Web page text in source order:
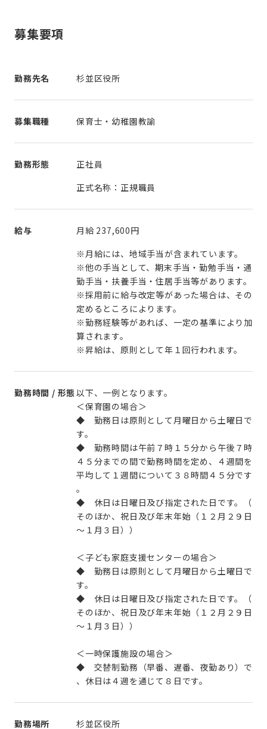
募集要項
勤務先名 杉並区役所
募集職種 保育士・幼稚園教諭
勤務形態
正社員
正式名称：正規職員
給与 月給 237,600円
※月給には、地域手当が含まれています。
※他の手当として、期末手当・勤勉手当・通
勤手当・扶養手当・住居手当等があります。
※採用前に給与改定等があった場合は、その
定めるところによります。
※勤務経験等があれば、一定の基準により加
算されます。
※昇給は、原則として年１回行われます。
勤務時間 / 形態以下、一例となります。
＜保育園の場合＞
◆ 勤務日は原則として月曜日から土曜日で
す。
◆ 勤務時間は午前７時１５分から午後７時
４５分までの間で勤務時間を定め、４週間を
平均して１週間について３８時間４５分です
。
◆ 休日は日曜日及び指定された日です。（
そのほか、祝日及び年末年始（１２月２９日
～１月３日））
＜子ども家庭支援センターの場合＞
◆ 勤務日は原則として月曜日から土曜日で
す。
◆ 休日は日曜日及び指定された日です。（
そのほか、祝日及び年末年始（１２月２９日
～１月３日））
＜一時保護施設の場合＞
◆ 交替制勤務（早番、遅番、夜勤あり）で
勤務場所 杉並区役所